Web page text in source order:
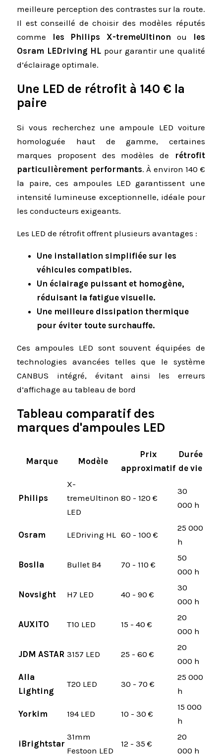
meilleure perception des contrastes sur la route.
Il est conseillé de choisir des modèles réputés
comme les Philips X-tremeUltinon ou
les
Osram LEDriving HL pour garantir une qualité
d’éclairage optimale.
Une LED de rétrofit à 140 € la
paire
Si vous recherchez une ampoule LED voiture
homologuée haut de gamme, certaines
marques proposent des modèles de
rétrofit
particulièrement performants. À environ 140 €
la paire, ces ampoules LED garantissent une
intensité lumineuse exceptionnelle, idéale pour
les conducteurs exigeants.
Les LED de rétrofit offrent plusieurs avantages :
Une installation simplifiée sur les
véhicules compatibles.
Un éclairage puissant et homogène,
réduisant la fatigue visuelle.
Une meilleure dissipation thermique
pour éviter toute surchauffe.
Ces ampoules LED sont souvent équipées de
technologies avancées telles que le système
CANBUS intégré, évitant ainsi les erreurs
d’affichage au tableau de bord
Tableau comparatif des
marques d'ampoules LED
Marque Modèle
Prix
approximatif
Durée
de vie
Philips
X-
tremeUltinon
LED
80 - 120 €
30
000 h
Osram LEDriving HL 60 - 100 €
25 000
h
Boslla Bullet B4 70 - 110 €
50
000 h
Novsight H7 LED 40 - 90 €
30
000 h
AUXITO T10 LED 15 - 40 €
20
000 h
JDM ASTAR 3157 LED 25 - 60 €
20
000 h
Alla
Lighting
T20 LED 30 - 70 €
25 000
h
Yorkim 194 LED 10 - 30 €
15 000
h
iBrightstar
31mm
Festoon LED
12 - 35 €
20
000 h